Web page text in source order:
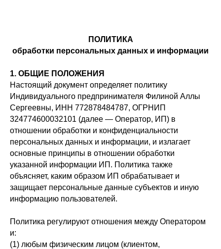
ПОЛИТИКА
обработки персональных данных и информации
1. ОБЩИЕ ПОЛОЖЕНИЯ
Настоящий документ определяет политику
Индивидуального предпринимателя Филиной Аллы
Сергеевны, ИНН 772878484787, ОГРНИП
324774600032101 (далее — Оператор, ИП) в
отношении обработки и конфиденциальности
персональных данных и информации, и излагает
основные принципы в отношении обработки
указанной информации ИП. Политика также
объясняет, каким образом ИП обрабатывает и
защищает персональные данные субъектов и иную
информацию пользователей.
Политика регулируют отношения между Оператором
и:
(1) любым физическим лицом (клиентом,